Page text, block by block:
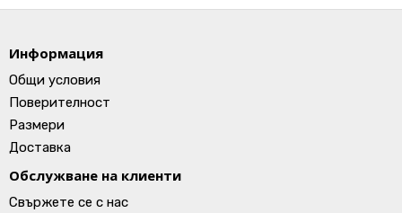
Информация
Общи условия
Поверителност
Размери
Доставка
Обслужване на клиенти
Свържете се с нас